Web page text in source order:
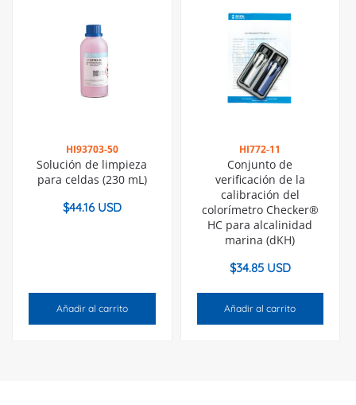
HI93703-50
Solución de limpieza
para celdas (230 mL)
$44.16 USD
Añadir al carrito
HI772-11
Conjunto de
verificación de la
calibración del
colorímetro Checker®
HC para alcalinidad
marina (dKH)
$34.85 USD
Añadir al carrito